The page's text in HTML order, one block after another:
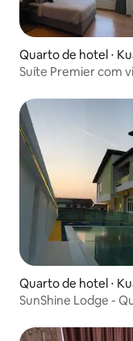
Quarto de hotel ⋅
Suíte Premier com
Quarto de hotel ⋅
SunShine Lodge -